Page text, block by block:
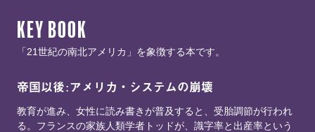
KEY BOOK
「21世紀の南北アメリカ」を象徴する本です。
帝国以後 : アメリカ・システムの崩壊
教育が進み、女性に読み書きが普及すると、受胎調節が行われ
る。フランスの家族人類学者トッドが、識字率と出産率という